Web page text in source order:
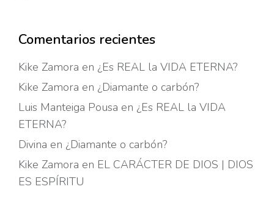
Comentarios recientes
Kike Zamora en ¿Es REAL la VIDA ETERNA?
Kike Zamora en ¿Diamante o carbón?
Luis Manteiga Pousa en ¿Es REAL la VIDA
ETERNA?
Divina en ¿Diamante o carbón?
Kike Zamora en EL CARÁCTER DE DIOS | DIOS
ES ESPÍRITU